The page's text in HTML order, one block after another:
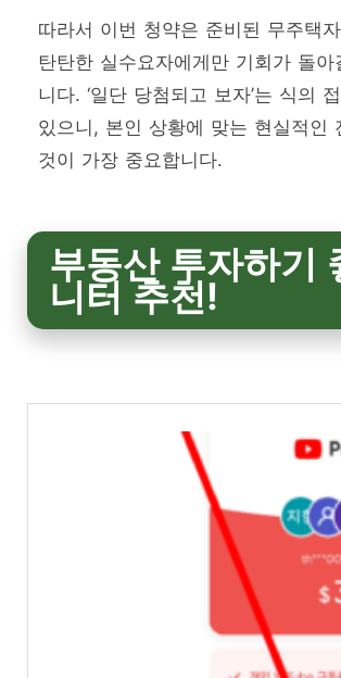
따라서 이번 청약은 준비된 무주택
탄탄한 실수요자에게만 기회가 돌
니다. ‘일단 당첨되고 보자’는 식의
있으니, 본인 상황에 맞는 현실적인
것이 가장 중요합니다.
부동산 투자하기
니터 추천!